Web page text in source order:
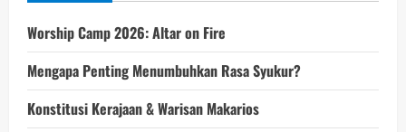
Worship Camp 2026: Altar on Fire
Mengapa Penting Menumbuhkan Rasa Syukur?
Konstitusi Kerajaan & Warisan Makarios